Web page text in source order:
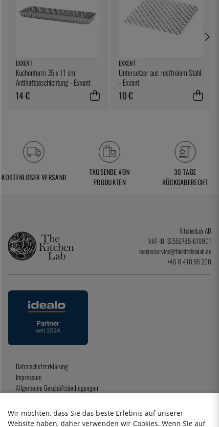
EXXENT
Kuchenform 35 x 11 cm,
Antihaftbeschichtung - Exxent
14 €
EXXENT
Untersetzer aus rostfreiem Stahl
- Exxent
10 €
KOSTENLOSER VERSAND
TAUSENDE VON
PRODUKTEN
30 TAGE
RÜCKGABERECHT
KitchenLab AB
VAT-ID: SE556785-619901
kundenservice@thekitchenlab.de
+46 8 410 95 200
Datenschutzerklärung
Impressum
Allgemeine Geschäftsbedingungen
Wir möchten, dass Sie das beste Erlebnis auf unserer
Website haben, daher verwenden wir Cookies. Wenn Sie auf